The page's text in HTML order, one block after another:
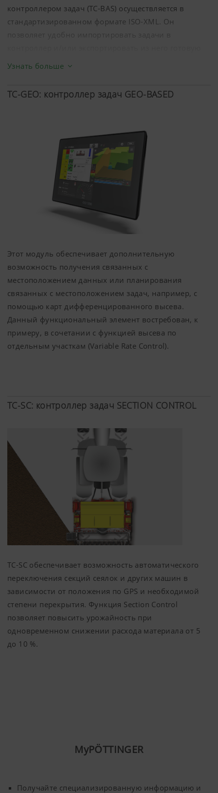
Подробнее
Маркетинг
Мы хотим показывать вам соответствующий
сетях, поэтому мы используем веб-
технологии (включая файлы cookie) от
некоторых компаний-партнеров. В
результате отображаемый контент
адаптируется к вашему пользовательскому
Назначение cookie-файла
исключением случаев, когда они
видео.Более подробную информацию
hl=dehttps://www.google.de/intl/de/
контролируем куки-файлы с сайта
заблокировать эти куки-файлы в
Подробнее
контроллером задач (TC-BAS) осуществляется в
стандартизированном формате ISO-XML. Он
документацию.
Узнать больше
TC-GEO: контроллер задач GEO-BASED
Этот модуль обеспечивает дополнительную
возможность получения связанных с
местоположением данных или планирования
связанных с местоположением задач, например, с
помощью карт дифференцированного высева.
Данный функциональный элемент востребован, к
примеру, в сочетании с функцией высева по
отдельным участкам (Variable Rate Control).
TC-SC: контроллер задач SECTION CONTROL
TC-SC обеспечивает возможность автоматического
переключения секций сеялок и других машин в
зависимости от положения по GPS и необходимой
степени перекрытия. Функция Section Control
позволяет повысить урожайность при
одновременном снижении расхода материала от 5
до 10 %.
MyPÖTTINGER
Получайте специализированную информацию и